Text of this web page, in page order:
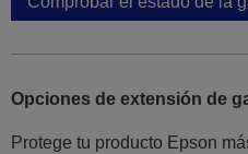
Opciones de extensión de
Protege tu producto Epson